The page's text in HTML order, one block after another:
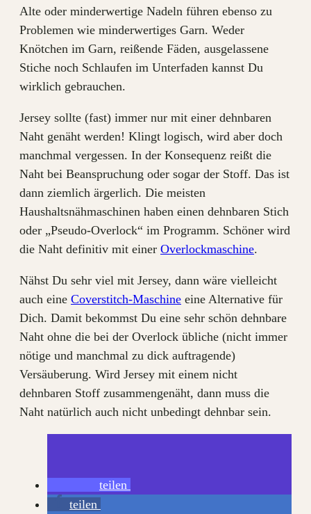
Alte oder minderwertige Nadeln führen ebenso zu
Problemen wie minderwertiges Garn. Weder
Knötchen im Garn, reißende Fäden, ausgelassene
Stiche noch Schlaufen im Unterfaden kannst Du
wirklich gebrauchen.
Jersey sollte (fast) immer nur mit einer dehnbaren
Naht genäht werden! Klingt logisch, wird aber doch
manchmal vergessen. In der Konsequenz reißt die
Naht bei Beanspruchung oder sogar der Stoff. Das ist
dann ziemlich ärgerlich. Die meisten
Haushaltsnähmaschinen haben einen dehnbaren Stich
oder „Pseudo-Overlock“ im Programm. Schöner wird
die Naht definitiv mit einer Overlockmaschine.
Nähst Du sehr viel mit Jersey, dann wäre vielleicht
auch eine Coverstitch-Maschine eine Alternative für
Dich. Damit bekommst Du eine sehr schön dehnbare
Naht ohne die bei der Overlock übliche (nicht immer
nötige und manchmal zu dick auftragende)
Versäuberung. Wird Jersey mit einem nicht
dehnbaren Stoff zusammengenäht, dann muss die
Naht natürlich auch nicht unbedingt dehnbar sein.
teilen
teilen